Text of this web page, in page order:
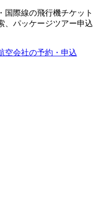
国際線の飛行機チケット
、パッケージツアー申込
空会社の予約・申込